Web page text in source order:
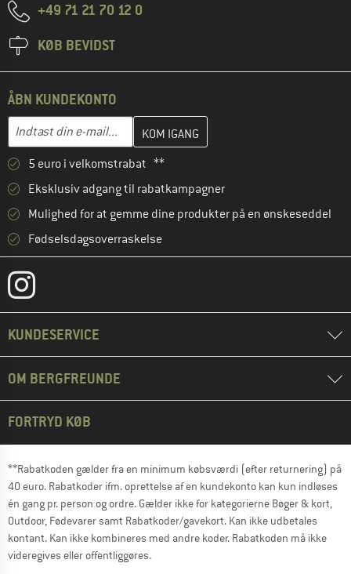
+49 71 21 70 12 0
KØB BEVIDST
ÅBN KUNDEKONTO
E-mail-adresse
Indtast din e-mailadresse her, og opret i næste trin din
5 euro i velkomstrabat **
Eksklusiv adgang til rabatkampagner
Mulighed for at gemme dine produkter på en ønskeseddel
Fødselsdagsoverraskelse
KUNDESERVICE
OM BERGFREUNDE
FORTRYD KØB
**Rabatkoden gælder fra en minimum købsværdi (efter returnering) på
40 euro. Rabatkoder ifm. oprettelse af en kundekonto kan kun indløses
én gang pr. person og ordre. Gælder ikke for kategorierne Bøger & kort,
Outdoor, Fødevarer samt Rabatkoder/gavekort. Kan ikke udbetales
kontant. Kan ikke kombineres med andre koder. Rabatkoden må ikke
videregives eller offentliggøres.